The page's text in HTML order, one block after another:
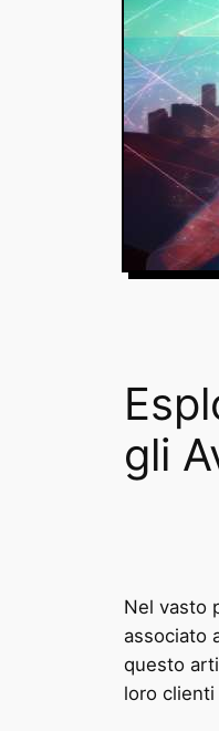
gli
Nel vasto
associato
questo
loro